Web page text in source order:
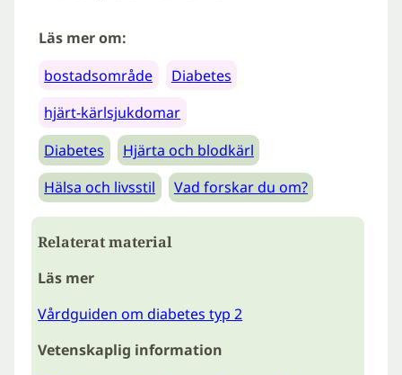
Läs mer om:
bostadsområde
Diabetes
hjärt-kärlsjukdomar
Diabetes
Hjärta och blodkärl
Hälsa och livsstil
Vad forskar du om?
Relaterat material
Läs mer
Vårdguiden om diabetes typ 2
Vetenskaplig information